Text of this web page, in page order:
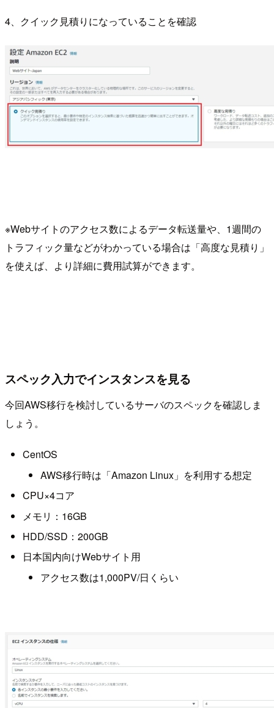
4、クイック見積りになっていることを確認
※Webサイトのアクセス数によるデータ転送量や、1週間の
トラフィック量などがわかっている場合は「高度な見積り」
を使えば、より詳細に費用試算ができます。
スペック入力でインスタンスを見る
今回AWS移行を検討しているサーバのスペックを確認しま
しょう。
CentOS
AWS移行時は「Amazon Linux」を利用する想定
CPU×4コア
メモリ：16GB
HDD/SSD：200GB
日本国内向けWebサイト用
アクセス数は1,000PV/日くらい